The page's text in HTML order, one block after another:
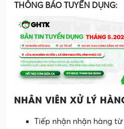
THÔNG BÁO TUYỂN DỤNG:
NHÂN VIÊN XỬ LÝ
Tiếp nhận nhận hàng